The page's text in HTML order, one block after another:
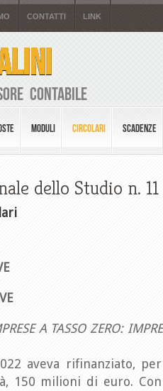
CONTATTI LINK
Contabile
MODULI CIRCOLARI SCADENZE
dello Studio n.
A TASSO ZERO:
aveva rifinanziato,
150 milioni di euro.